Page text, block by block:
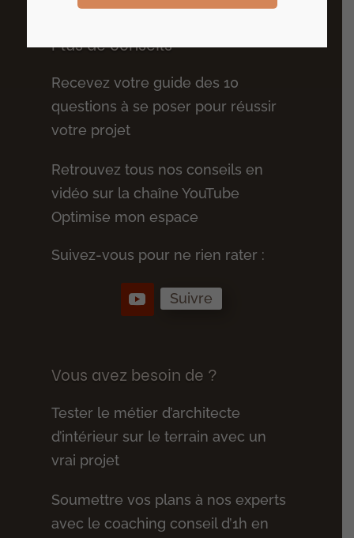
Plus de conseils
Recevez votre guide des 10
questions à se poser pour réussir
votre projet
Retrouvez tous nos conseils en
vidéo sur la chaîne YouTube
Optimise mon espace
Suivez-vous pour ne rien rater :
Suivre
Vous avez besoin de ?
Tester le métier d’architecte
d’intérieur sur le terrain avec un
vrai projet
Soumettre vos plans à nos experts
avec le coaching conseil d’1h en